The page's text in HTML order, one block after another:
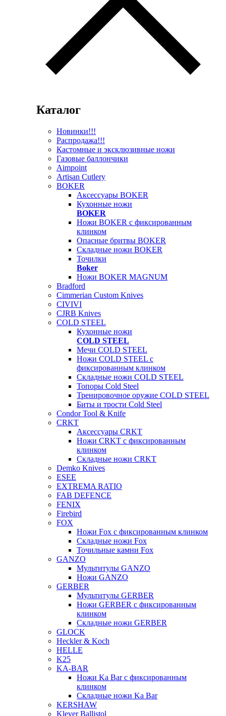
Каталог
Новинки!!!
Распродажа!!!
Кастомные и эксклюзивные ножи
Газовые баллончики
Aimpoint
Artisan Cutlery
BOKER
Аксессуары BOKER
Кухонные ножи
BOKER
Ножи BOKER с фиксированным
клинком
Опасные бритвы BOKER
Складные ножи BOKER
Точилки
Boker
Ножи BOKER MAGNUM
Bradford
Cimmerian Custom Knives
CIVIVI
CJRB Knives
COLD STEEL
Кухонные ножи
COLD STEEL
Мечи COLD STEEL
Ножи COLD STEEL с
фиксированным клинком
Складные ножи COLD STEEL
Топоры Cold Steel
Тренировочное оружие COLD STEEL
Биты и трости Cold Steel
Condor Tool & Knife
CRKT
Аксессуары CRKT
Ножи CRKT с фиксированным
клинком
Складные ножи CRKT
Demko Knives
ESEE
EXTREMA RATIO
FAB DEFENCE
FENIX
Firebird
FOX
Ножи Fox с фиксированным клинком
Складные ножи Fox
Точильные камни Fox
GANZO
Мультитулы GANZO
Ножи GANZO
GERBER
Мультитулы GERBER
Ножи GERBER с фиксированным
клинком
Складные ножи GERBER
GLOCK
Heckler & Koch
HELLE
K25
KA-BAR
Ножи Ka Bar c фиксированным
клинком
Складные ножи Ka Bar
KERSHAW
Klever Ballistol